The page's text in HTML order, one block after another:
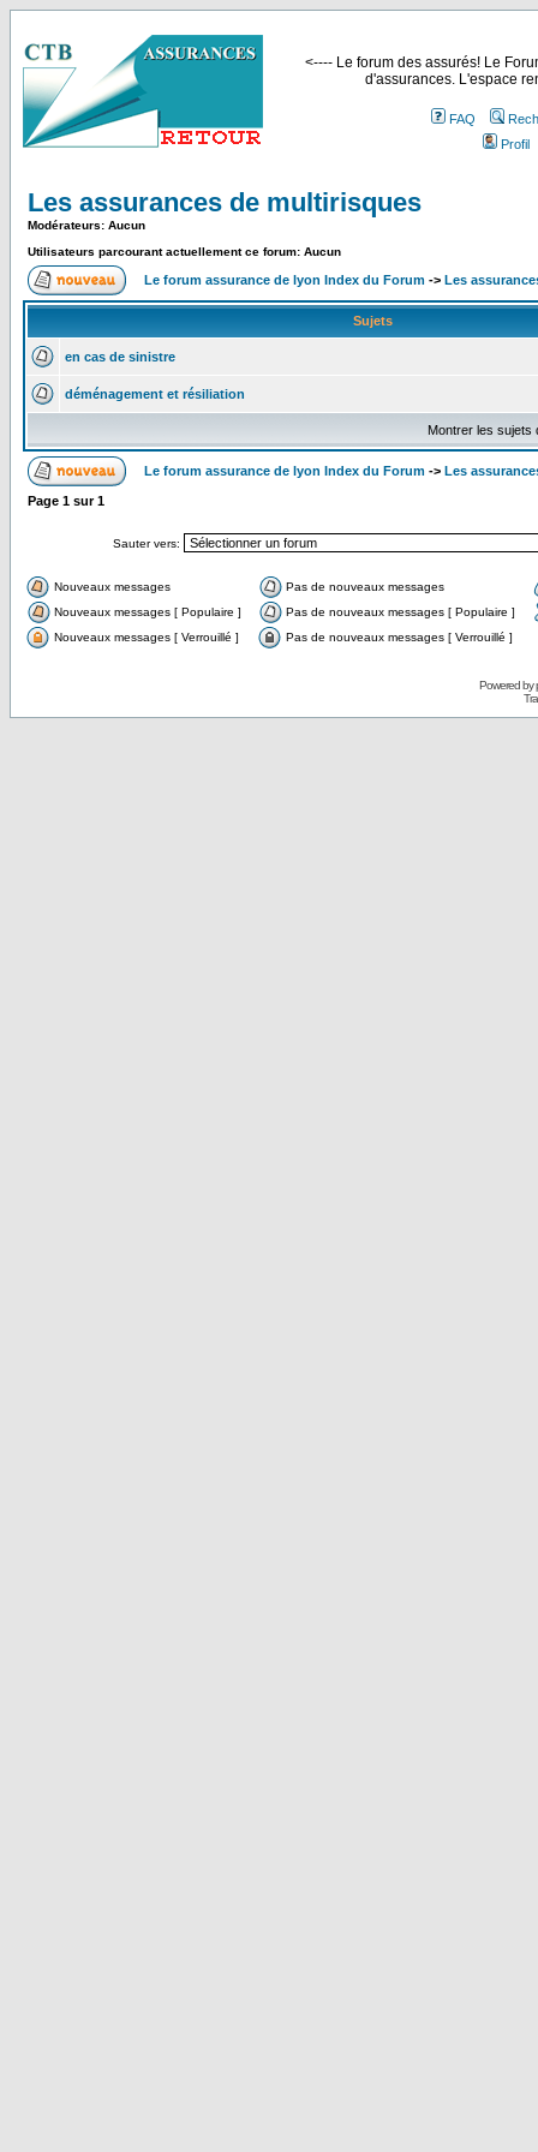
<---- Le forum des assurés! Le
d'assurances. L'espace
FAQ
Profil
Les assurances de multirisques
Modérateurs: Aucun
Utilisateurs parcourant actuellement ce forum: Aucun
Le forum assurance de lyon Index du Forum -> Les
Sujets
en cas de sinistre
déménagement et résiliation
Montrer les sujets
Le forum assurance de lyon Index du Forum -> Les
Page 1 sur1
Sauter vers:
Nouveaux messages
Pas de nouveaux messages
Nouveaux messages [ Populaire ]
Pas de nouveaux messages [ Populaire ]
Nouveaux messages [ Verrouillé ]
Pas de nouveaux messages [ Verrouillé ]
Powered by